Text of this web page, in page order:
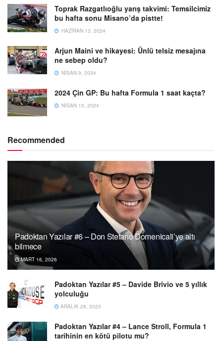
Toprak Razgatlıoğlu yarış takvimi: Temsilcimiz
bu hafta sonu Misano’da pistte!
HAZIRAN 13, 2024
Arjun Maini ve hikayesi: Ünlü telsiz mesajına
ne sebep oldu?
NISAN 9, 2024
2024 Çin GP: Bu hafta Formula 1 saat kaçta?
NISAN 15, 2024
Recommended
Padoktan Yazılar #6 – Don Stefano Domenicali’ye altı
bilmece
MART 16, 2026
Padoktan Yazılar #5 – Davide Brivio ve 5 yıllık
yolculuğu
ARALIK 28, 2025
Padoktan Yazılar #4 – Lance Stroll, Formula 1
tarihinin en kötü pilotu mu?